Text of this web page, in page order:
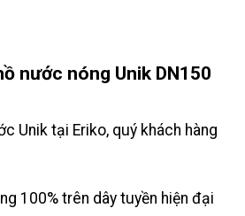
nước nóng Unik DN150
Unik tại Eriko, quý khách hàng
100% trên dây tuyền hiện đại